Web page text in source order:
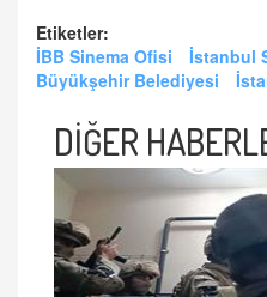
Etiketler:
İBB Sinema Ofisi
İstanbul
Büyükşehir Belediyesi
DİĞER